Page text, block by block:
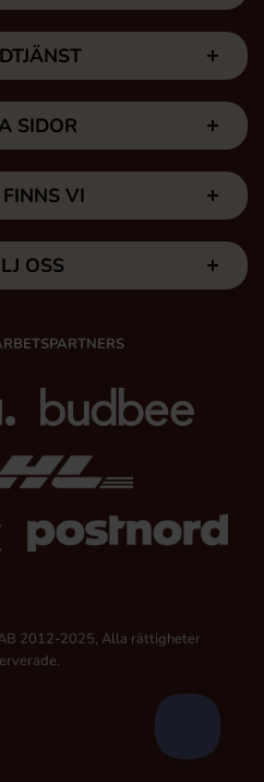
SIDOR
VI
OSS
2012-2025, Alla rättigheter